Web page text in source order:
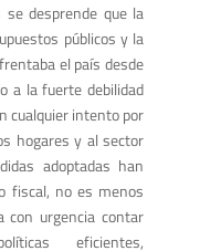
desprende que la
públicos y la
el país desde
a la fuerte debilidad
cualquier intento por
hogares y al sector
adoptadas han
fiscal, no es menos
con urgencia contar
eficientes,